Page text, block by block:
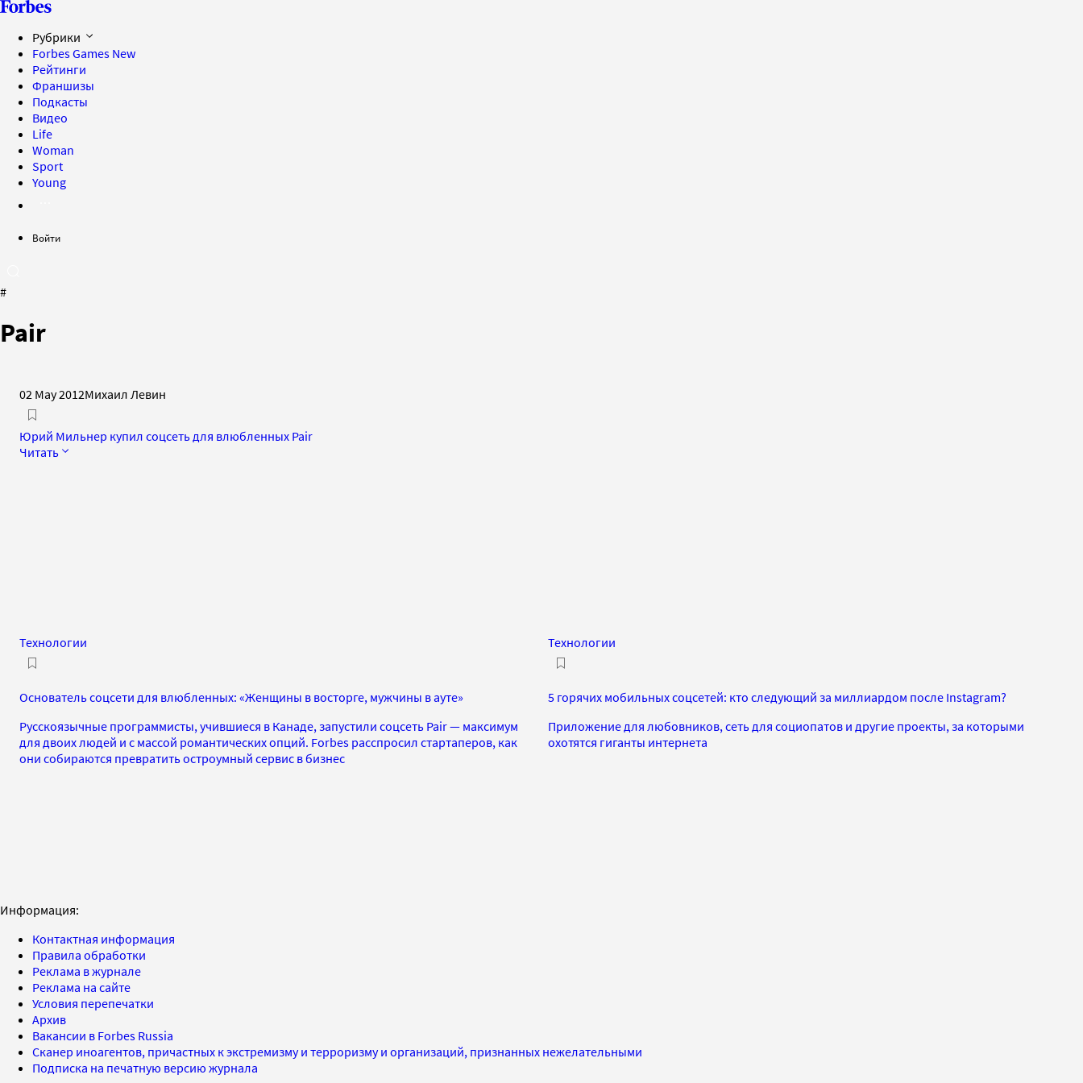
Рубрики
Forbes Games New
Рейтинги
Франшизы
Подкасты
Видео
Life
Woman
Sport
Young
Войти
#
Pair
02 May 2012Михаил Левин
Юрий Мильнер купил соцсеть для влюбленных Pair
Читать
Технологии
Основатель соцсети для влюбленных: «Женщины в восторге, мужчины в ауте»
Русскоязычные программисты, учившиеся в Канаде, запустили соцсеть Pair — максимум
для двоих людей и с массой романтических опций. Forbes расспросил стартаперов, как
они собираются превратить остроумный сервис в бизнес
Технологии
5 горячих мобильных соцсетей: кто следующий за миллиардом после Instagram?
Приложение для любовников, сеть для социопатов и другие проекты, за которыми
охотятся гиганты интернета
Информация:
Контактная информация
Правила обработки
Реклама в журнале
Реклама на сайте
Условия перепечатки
Архив
Вакансии в Forbes Russia
Сканер иноагентов, причастных к экстремизму и терроризму и организаций, признанных нежелательными
Подписка на печатную версию журнала